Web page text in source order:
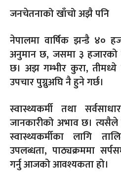
जनचेतनाको खाँचो अझै पनि
नेपालमा वार्षिक झन्डै ४०
अनुमान छ, जसमा ३ हजारको
छ। अझ गम्भीर कुरा, तीमध्ये
उपचार पुग्नुअघि नै हुने गर्छ।
स्वास्थ्यकर्मी तथा
जानकारीको अभाव छ।
स्वास्थ्यकर्मीका लागि
उपलब्धता, पाठ्यक्रममा
गर्नु आजको आवश्यकता हो।